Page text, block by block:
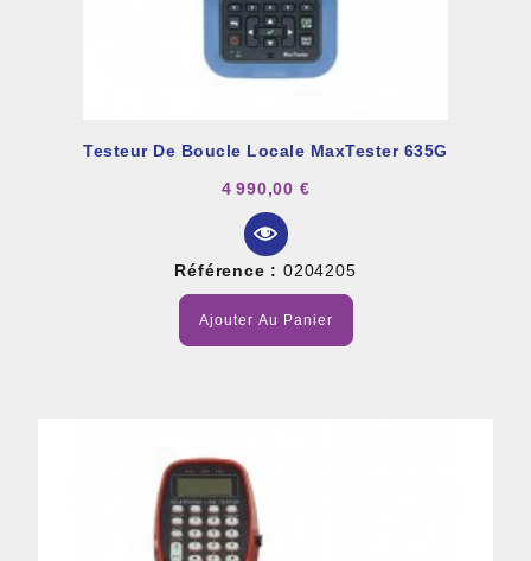
Testeur De Boucle Locale MaxTester 635G
4 990,00 €
Référence : 0204205
Ajouter Au Panier